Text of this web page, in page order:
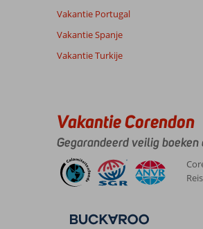
Vakantie Portugal
Vakantie Spanje
Vakantie Turkije
Vakantie Corendon
Gegarandeerd veilig boeken